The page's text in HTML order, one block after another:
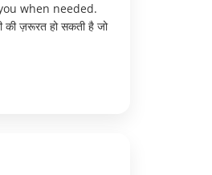
when needed.
की ज़रूरत हो सकती है जो